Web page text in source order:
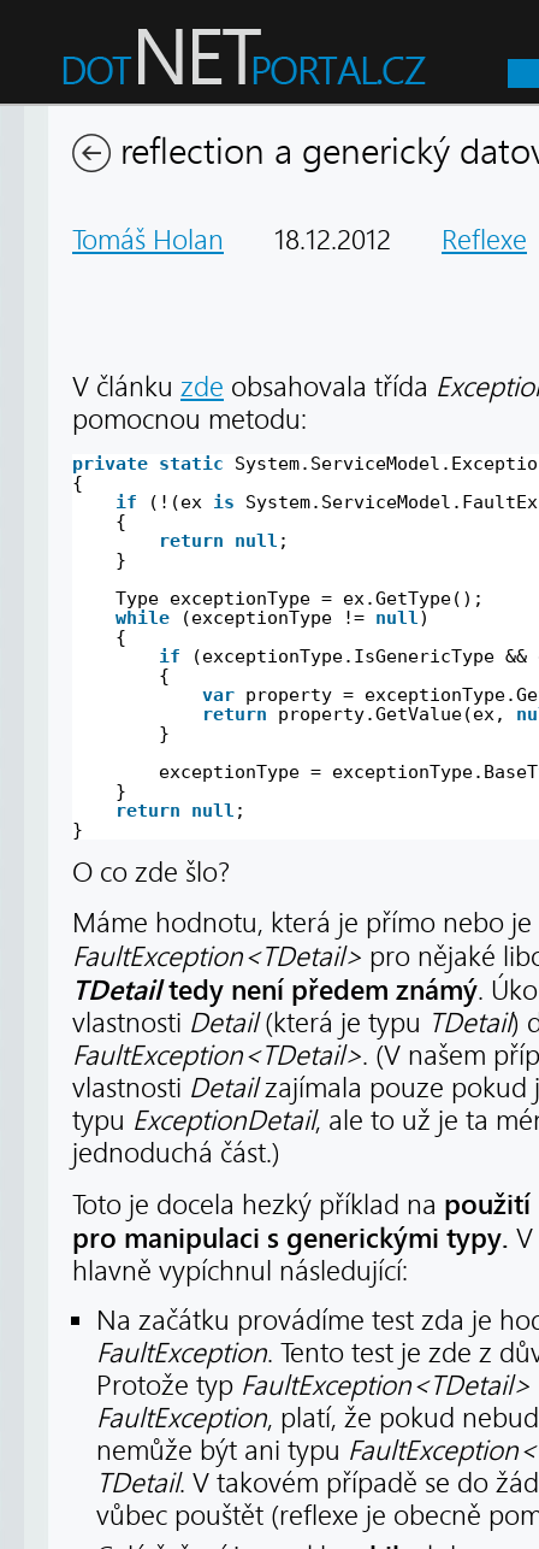
reflection a generický
Tomáš Holan 18.12.2012 Reflexe
V článku zde obsahovala třída
pomocnou metodu:
private static
{
if
(!(ex is
{
return
null ;
}
Type exceptionType = ex.GetType();
while
(exceptionType != null )
{
if
(exceptionType.IsGenericType
{
var property =
return
property.GetValue(ex,
}
exceptionType =
}
return
null ;
}
O co zde šlo?
Máme hodnotu, která je přímo nebo
FaultException<TDetail> pro nějaké
TDetailtedy není předem známý.
vlastnosti Detail(která je typu TDetail)
FaultException<TDetail>. (V našem
vlastnosti Detailzajímala pouze pokud
typu ExceptionDetail, ale to už je ta
jednoduchá část.)
Toto je docela hezký příklad na použití
pro manipulaci s generickými typy.
hlavně vypíchnul následující:
Na začátku provádíme test zda je
FaultException. Tento test je zde z
Protože typ FaultException<TDetail>
FaultException, platí, že pokud
nemůže být ani typu
TDetail. V takovém případě se do
vůbec pouštět (reflexe je obecně